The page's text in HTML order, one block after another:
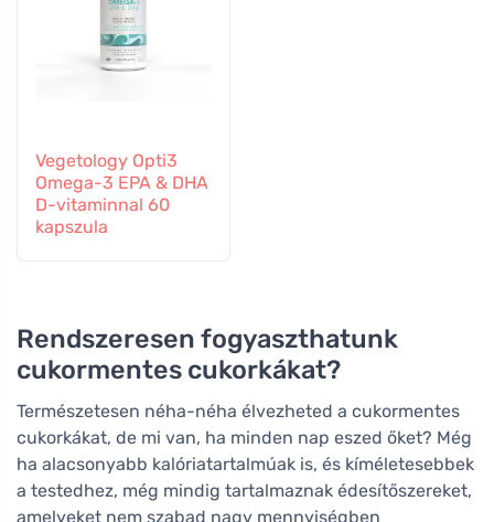
Vegetology Opti3
Omega-3 EPA & DHA
D-vitaminnal 60
kapszula
Rendszeresen fogyaszthatunk
cukormentes cukorkákat?
Természetesen néha-néha élvezheted a cukormentes
cukorkákat, de mi van, ha minden nap eszed őket? Még
ha alacsonyabb kalóriatartalmúak is, és kíméletesebbek
a testedhez, még mindig tartalmaznak édesítőszereket,
amelyeket nem szabad nagy mennyiségben